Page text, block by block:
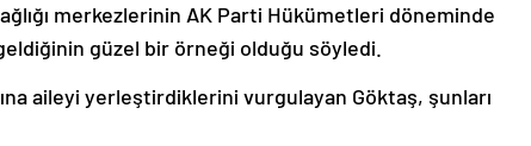
merkezlerinin AK Parti Hükümetleri döneminde
güzel bir örneği olduğu söyledi.
aileyi yerleştirdiklerini vurgulayan Göktaş, şunları